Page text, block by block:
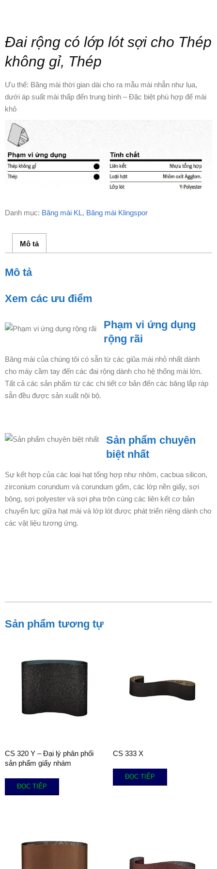
Đai rộng có lớp lót sợi cho Thép
không gỉ, Thép
Ưu thế: Băng mài thời gian dài cho ra mẫu mài nhẵn như lụa,
dưới áp suất mài thấp đến trung bình – Đặc biệt phù hợp để mài
khô
Danh mục: Băng mài KL, Băng mài Klingspor
Mô tả
Mô tả
Xem các ưu điểm
Phạm vi ứng dụng
rộng rãi
Băng mài của chúng tôi có sẵn từ các giũa mài nhỏ nhất dành
cho máy cầm tay đến các đai rộng dành cho hệ thống mài lớn.
Tất cả các sản phẩm từ các chi tiết cơ bản đến các băng lắp ráp
sẵn đều được sản xuất nội bộ.
Sản phẩm chuyên
biệt nhất
Sự kết hợp của các loại hạt tổng hợp như nhôm, cacbua silicon,
zirconium corundum và corundum gốm, các lớp nền giấy, sợi
bông, sợi polyester và sợi pha trộn cùng các liên kết cơ bản
chuyển lực giữa hạt mài và lớp lót được phát triển riêng dành cho
các vật liệu tương ứng.
Sản phẩm tương tự
CS 320 Y – Đại lý phân phối
sản phẩm giấy nhám
ĐỌC TIẾP
CS 333 X
ĐỌC TIẾP